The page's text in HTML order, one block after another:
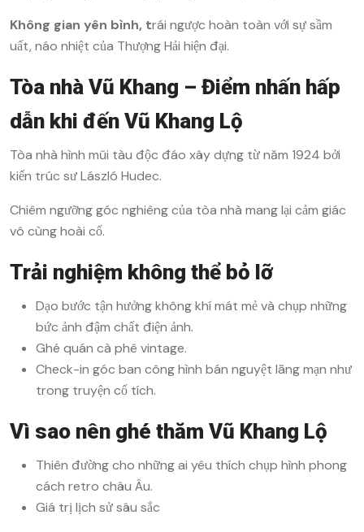
Không gian yên bình, trái ngược hoàn toàn với sự sầm
uất, náo nhiệt của Thượng Hải hiện đại.
Tòa nhà Vũ Khang – Điểm nhấn hấp
dẫn khi đến Vũ Khang Lộ
Tòa nhà hình mũi tàu độc đáo xây dựng từ năm 1924 bởi
kiến trúc sư László Hudec.
Chiêm ngưỡng góc nghiêng của tòa nhà mang lại cảm giác
vô cùng hoài cổ.
Trải nghiệm không thể bỏ lỡ
Dạo bước tận hưởng không khí mát mẻ và chụp những
bức ảnh đậm chất điện ảnh.
Ghé quán cà phê vintage.
Check-in góc ban công hình bán nguyệt lãng mạn như
trong truyện cổ tích.
Vì sao nên ghé thăm Vũ Khang Lộ
Thiên đường cho những ai yêu thích chụp hình phong
cách retro châu Âu.
Giá trị lịch sử sâu sắc